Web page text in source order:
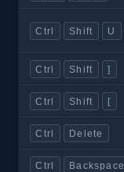
Ctrl Shift U
Ctrl Shift ]
Ctrl Shift [
Ctrl Delete
Ctrl Backspace